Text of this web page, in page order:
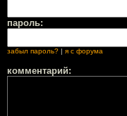
пароль:
забыл пароль? | я с форума
комментарий: